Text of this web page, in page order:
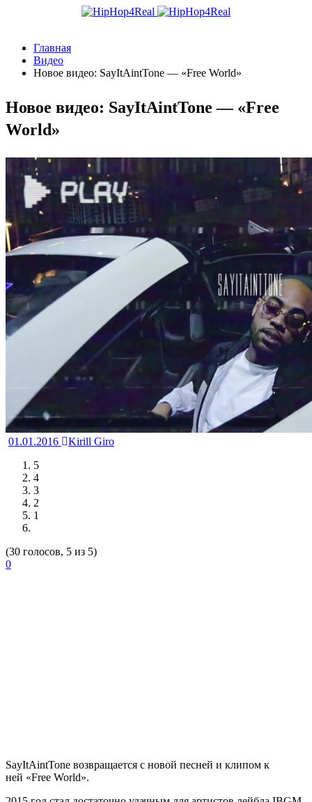
Главная
Видео
Новое видео: SayItAintTone — «Free World»
Новое видео: SayItAintTone — «Free
World»
01.01.2016
Kirill Giro
5
4
3
2
1
(30 голосов, 5 из 5)
0
SayItAintTone возвращается с новой песней и клипом к
ней «Free World».